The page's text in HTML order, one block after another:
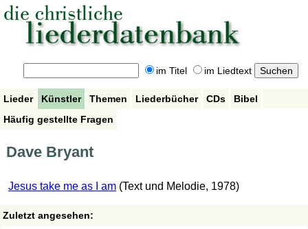
im Titel im Liedtext
Lieder Künstler Themen Liederbücher CDs
Bibel
Häufig gestellte Fragen
Dave Bryant
Jesus take me as I am (Text und Melodie, 1978)
Zuletzt angesehen: